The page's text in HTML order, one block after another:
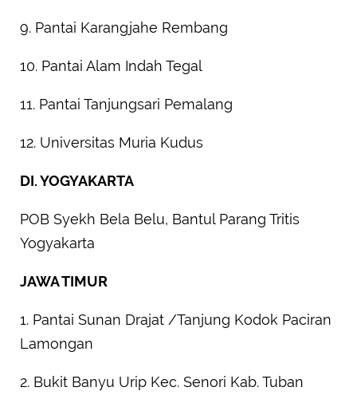
9. Pantai Karangjahe Rembang
10. Pantai Alam Indah Tegal
11. Pantai Tanjungsari Pemalang
12. Universitas Muria Kudus
DI. YOGYAKARTA
POB Syekh Bela Belu, Bantul Parang Tritis
Yogyakarta
JAWA TIMUR
1. Pantai Sunan Drajat /Tanjung Kodok Paciran
Lamongan
2. Bukit Banyu Urip Kec. Senori Kab. Tuban